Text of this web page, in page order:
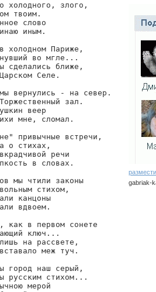
холодного, злого,
твоим.
слово
иным.
холодном Париже,
во мгле...
сделались ближе,
Селе.
вернулись - на север.
зал.
веер
мне, сломал.
привычные встречи,
о стихах,
речи
в словах.
мы чтили законы
стихом,
канцоны
вдвоем.
как в первом сонете
ключ...
на рассвете,
меж туч.
город наш серый,
русским стихом...
мерой
gabriak-